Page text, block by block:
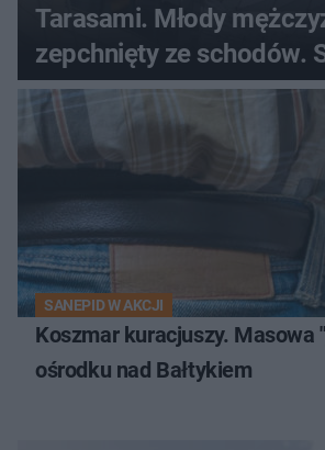
Tarasami. Młody
zepchnięty ze schodów.
nagranie krąży po sieci
SANEPID W AKCJI
Koszmar kuracjuszy. Masowa
ośrodku nad Bałtykiem